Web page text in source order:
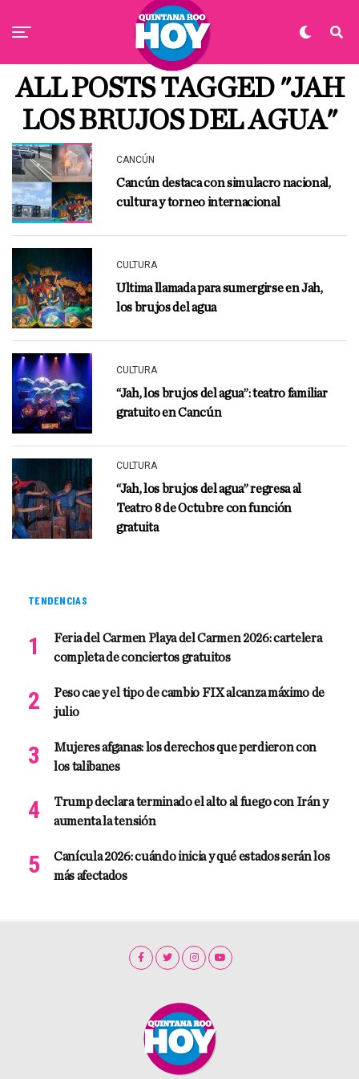
ALL POSTS TAGGED "JAH
LOS BRUJOS DEL AGUA"
CANCÚN
Cancún destaca con simulacro nacional,
cultura y torneo internacional
CULTURA
Ultima llamada para sumergirse en Jah,
los brujos del agua
CULTURA
“Jah, los brujos del agua”: teatro familiar
gratuito en Cancún
CULTURA
“Jah, los brujos del agua” regresa al
Teatro 8 de Octubre con función
gratuita
TENDENCIAS
Feria del Carmen Playa del Carmen 2026: cartelera
completa de conciertos gratuitos
Peso cae y el tipo de cambio FIX alcanza máximo de
julio
Mujeres afganas: los derechos que perdieron con
los talibanes
Trump declara terminado el alto al fuego con Irán y
aumenta la tensión
Canícula 2026: cuándo inicia y qué estados serán los
más afectados